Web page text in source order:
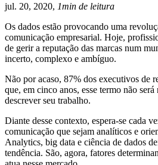
jul. 20, 2020, 1min de leitura
Os dados estão provocando uma
comunicação empresarial. Hoje,
de gerir a reputação das marcas num
incerto, complexo e ambíguo.
Não por acaso, 87% dos executivos de
que, em cinco anos, esse termo não
descrever seu trabalho.
Diante desse contexto, espera-se cada
comunicação que sejam analíticos e
Analytics, big data e ciência de dados
tendência. São, agora, fatores